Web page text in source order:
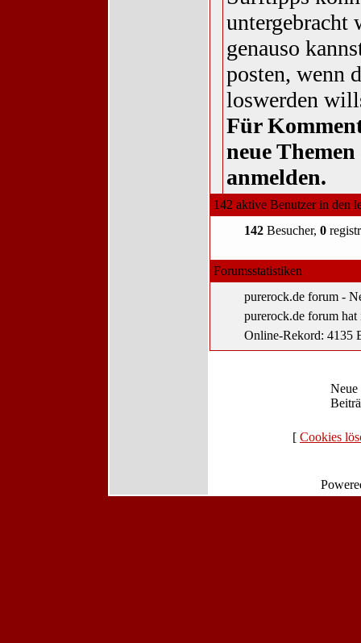
untergebracht
genauso
posten, wenn
loswerden
Für
neue
anmelden.
142 aktive Benutzer in den
142 Besucher, 0
Forumsstatistiken
purerock.de forum -
purerock.de forum hat
Online-Rekord: 4135
Neue
[ Cookies